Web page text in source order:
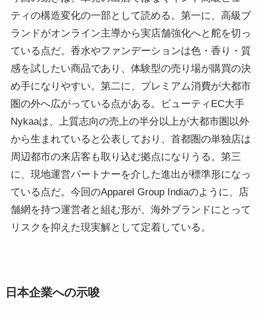
ティの構造変化の一部として読める。第一に、高級ブ
ランドがオンライン主導から実店舗強化へと舵を切っ
ている点だ。香水やファンデーションは色・香り・質
感を試したい商品であり、体験型の売り場が購買の決
め手になりやすい。第二に、プレミアム消費が大都市
圏の外へ広がっている点がある。ビューティEC大手
Nykaaは、上質志向の売上の半分以上が大都市圏以外
から生まれていると公表しており、首都圏の単独店は
周辺都市の来店客も取り込む拠点になりうる。第三
に、現地運営パートナーを介した進出が標準形になっ
ている点だ。今回のApparel Group Indiaのように、店
舗網を持つ運営者と組む形が、海外ブランドにとって
リスクを抑えた現実解として定着している。
日本企業への示唆